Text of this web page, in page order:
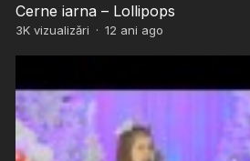
Cerne iarna – Lollipops
3Kvizualizări · 12 ani ago